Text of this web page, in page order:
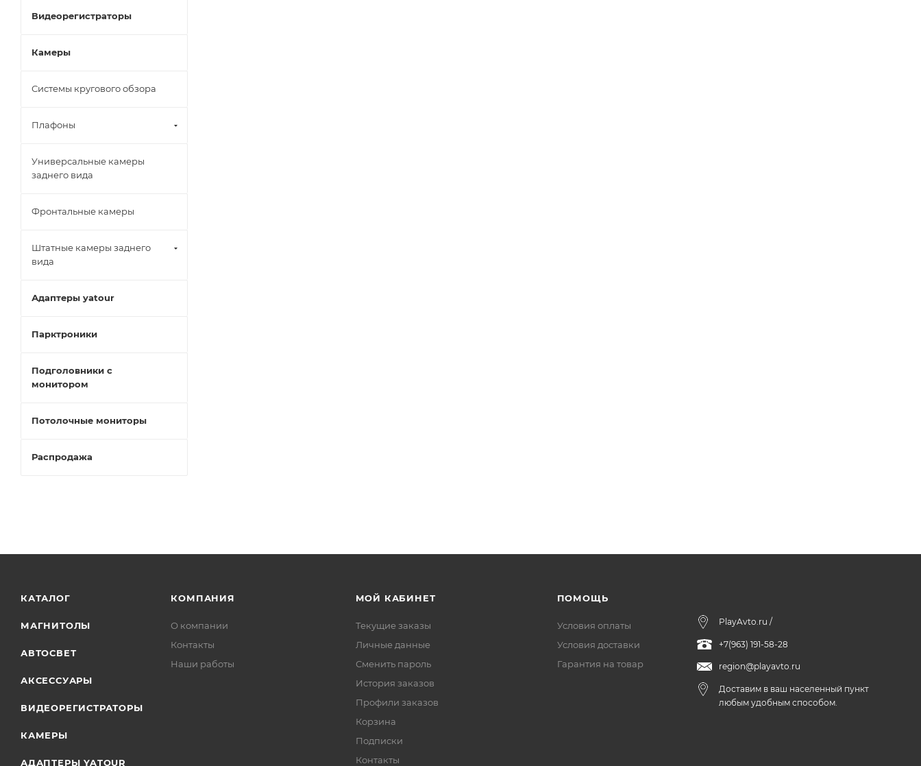
Видеорегистраторы
Камеры
Системы кругового обзора
Плафоны
Универсальные камеры
заднего вида
Фронтальные камеры
Штатные камеры заднего
вида
Адаптеры yatour
Парктроники
Подголовники с
монитором
Потолочные мониторы
Распродажа
КАТАЛОГ
МАГНИТОЛЫ
АВТОСВЕТ
АКСЕССУАРЫ
ВИДЕОРЕГИСТРАТОРЫ
КАМЕРЫ
АДАПТЕРЫ YATOUR
КОМПАНИЯ
О компании
Контакты
Наши работы
МОЙ КАБИНЕТ
Текущие заказы
Личные данные
Сменить пароль
История заказов
Профили заказов
Корзина
Подписки
Контакты
ПОМОЩЬ
Условия оплаты
Условия доставки
Гарантия на товар
PlayAvto.ru /
+7(963) 191-58-28
region@playavto.ru
Доставим в ваш населенный пункт
любым удобным способом.